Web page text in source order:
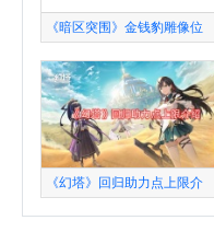
《暗区突围》金钱豹雕像位
《幻塔》回归助力点上限介